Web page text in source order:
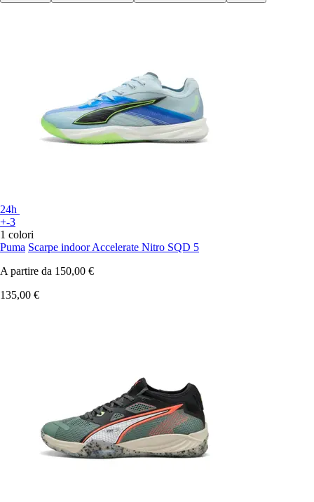
24h
+-3
1 colori
Puma Scarpe indoor Accelerate Nitro SQD 5
A partire da 150,00 €
135,00 €